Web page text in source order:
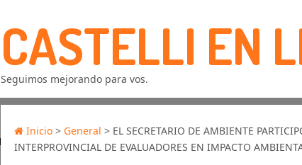
CASTELLI EN
Seguimos mejorando para vos.
Inicio > General > EL SECRETARIO DE AMBIENTE
INTERPROVINCIAL DE EVALUADORES EN IMPACTO